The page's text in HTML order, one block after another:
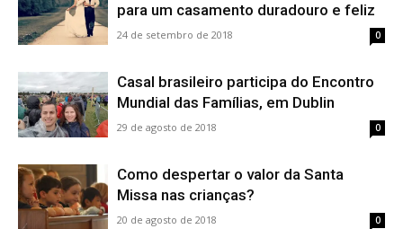
para um casamento duradouro e feliz
24 de setembro de 2018 0
Casal brasileiro participa do Encontro
Mundial das Famílias, em Dublin
29 de agosto de 2018 0
Como despertar o valor da Santa
Missa nas crianças?
20 de agosto de 2018 0